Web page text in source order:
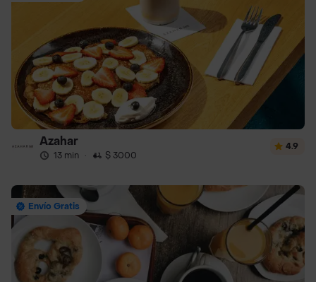
Azahar
13 min · $ 3000
4.9
Envío Gratis